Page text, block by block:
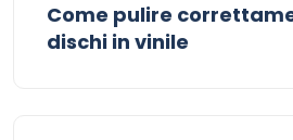
Come pulire
dischi in vinile